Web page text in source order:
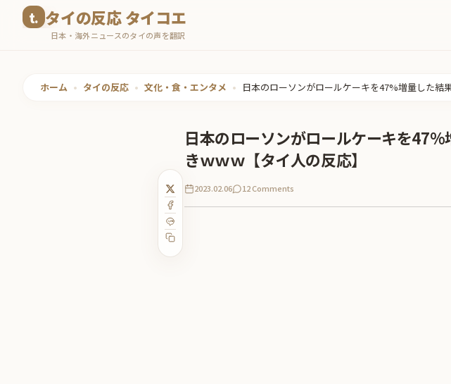
タイの反応 タイコエ
日本・海外ニュースのタイの声を翻訳
ホーム • タイの反応 • 文化・食・エンタメ • 日本のローソンがロールケーキを47%増量した結
日本のローソンがロールケーキを
きｗｗｗ【タイ人の反応】
2023.02.06 12 Comments